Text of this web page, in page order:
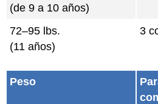
(de 9 a 10 años)
72–95 lbs.
(11 años)
3
Peso